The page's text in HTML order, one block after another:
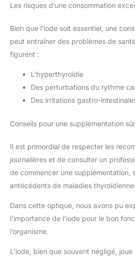
Les risques d’une consommation
Bien que l’iode soit essentiel, une
peut entraîner des problèmes de
figurent :
L’hyperthyroïdie
Des perturbations du rythme
Des irritations gastro-
Conseils pour une supplémentation
Il est primordial de respecter les
journalières et de consulter un
de commencer une supplémentation,
antécédents de maladies
Dans cette optique, nous avons pu
l’importance de l’iode pour le bon
l’organisme.
L’iode, bien que souvent négligé,